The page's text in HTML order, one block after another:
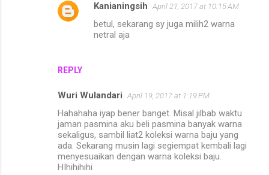
REPLY
Kanianingsih April 21, 2017 at 10:15 AM
betul, sekarang sy juga milih2 warna
netral aja
Wuri Wulandari April 19, 2017 at 1:19 PM
Hahahaha iyap bener banget. Misal jilbab waktu
jaman pasmina aku beli pasmina banyak warna
sekaligus, sambil liat2 koleksi warna baju yang
ada. Sekarang musin lagi segiempat kembali lagi
menyesuaikan dengan warna koleksi baju.
HIhihihihi